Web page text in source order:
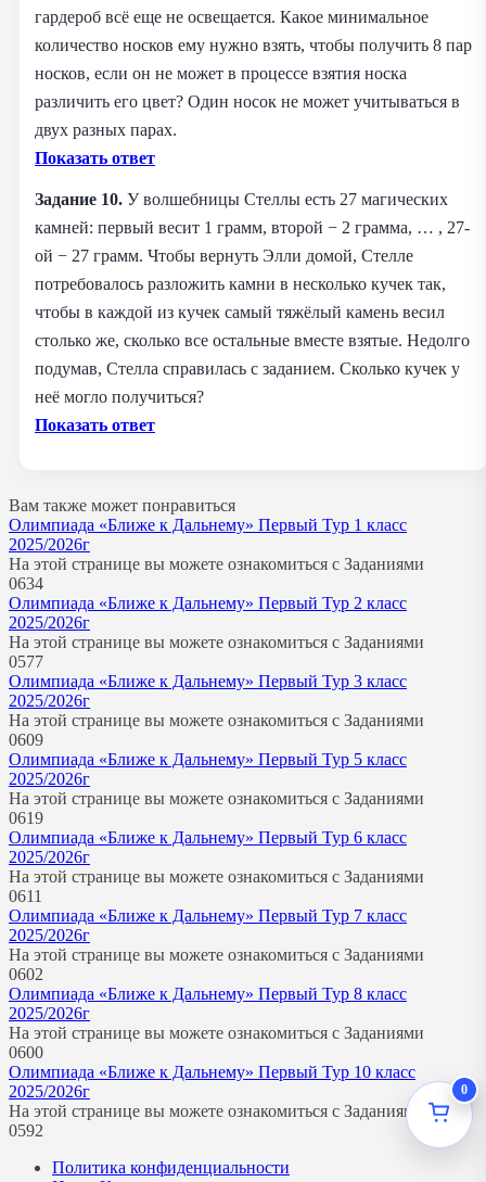
гардероб всё еще не освещается. Какое минимальное
количество носков ему нужно взять, чтобы получить 8 пар
носков, если он не может в процессе взятия носка
различить его цвет? Один носок не может учитываться в
двух разных парах.
Показать ответ
Задание 10. У волшебницы Стеллы есть 27 магических
камней: первый весит 1 грамм, второй − 2 грамма, … , 27-
ой − 27 грамм. Чтобы вернуть Элли домой, Стелле
потребовалось разложить камни в несколько кучек так,
чтобы в каждой из кучек самый тяжёлый камень весил
столько же, сколько все остальные вместе взятые. Недолго
подумав, Стелла справилась с заданием. Сколько кучек у
неё могло получиться?
Показать ответ
Вам также может понравиться
Олимпиада «Ближе к Дальнему» Первый Тур 1 класс
2025/2026г
На этой странице вы можете ознакомиться с Заданиями
0634
Олимпиада «Ближе к Дальнему» Первый Тур 2 класс
2025/2026г
На этой странице вы можете ознакомиться с Заданиями
0577
Олимпиада «Ближе к Дальнему» Первый Тур 3 класс
2025/2026г
На этой странице вы можете ознакомиться с Заданиями
0609
Олимпиада «Ближе к Дальнему» Первый Тур 5 класс
2025/2026г
На этой странице вы можете ознакомиться с Заданиями
0619
Олимпиада «Ближе к Дальнему» Первый Тур 6 класс
2025/2026г
На этой странице вы можете ознакомиться с Заданиями
0611
Олимпиада «Ближе к Дальнему» Первый Тур 7 класс
2025/2026г
На этой странице вы можете ознакомиться с Заданиями
0602
Олимпиада «Ближе к Дальнему» Первый Тур 8 класс
2025/2026г
На этой странице вы можете ознакомиться с Заданиями
0600
Олимпиада «Ближе к Дальнему» Первый Тур 10 класс
2025/2026г
На этой странице вы можете ознакомиться с Заданиями
0592
Политика конфиденциальности
0